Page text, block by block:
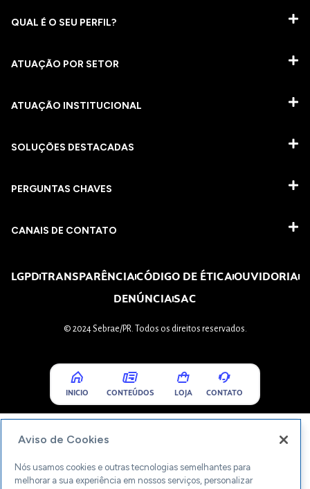
QUAL É O SEU PERFIL?
ATUAÇÃO POR SETOR
ATUAÇÃO INSTITUCIONAL
SOLUÇÕES DESTACADAS
PERGUNTAS CHAVES​
CANAIS DE CONTATO
LGPDTRANSPARÊNCIACÓDIGO DE ÉTICAOUVIDORIA
DENÚNCIASAC
© 2024 Sebrae/PR. Todos os direitos reservados.
INICIO CONTEÚDOS LOJA CONTATO
Aviso de Cookies
Nós usamos cookies e outras tecnologias semelhantes para
melhorar a sua experiência em nossos serviços, personalizar